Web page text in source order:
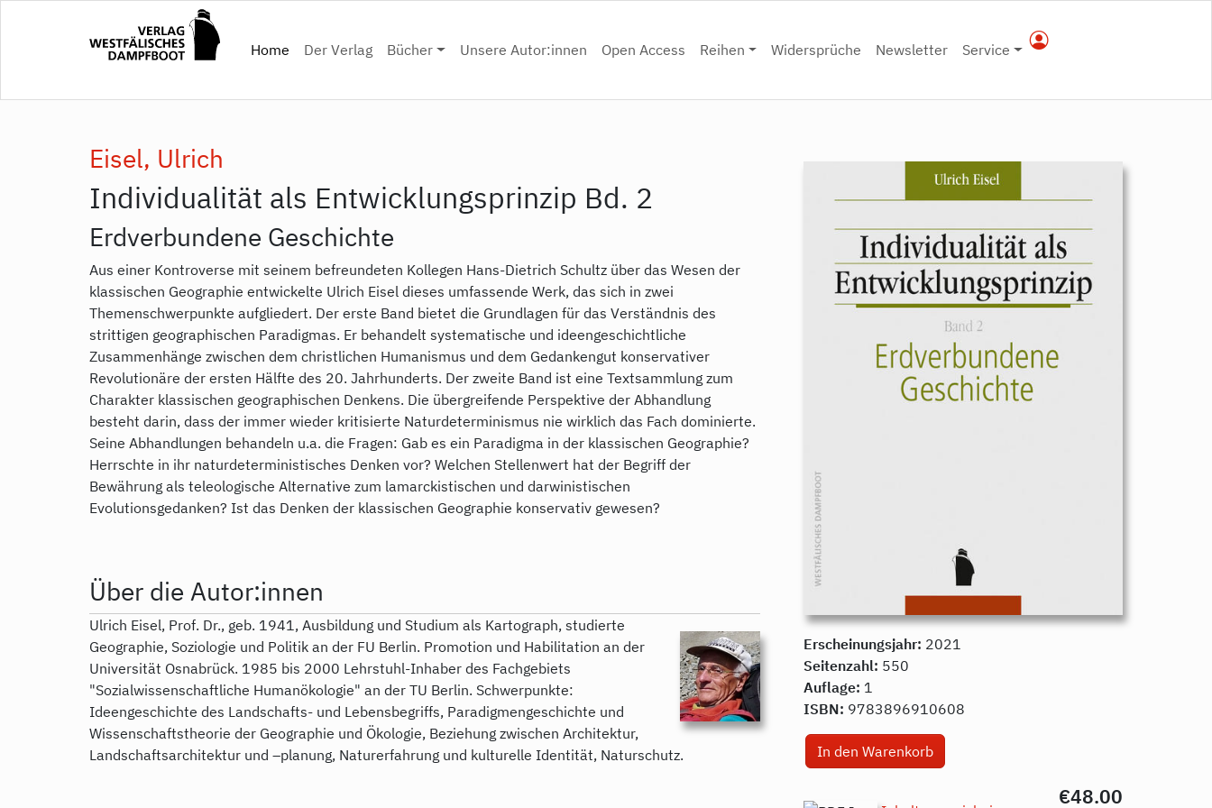
Home(current)
Der Verlag Bücher Unsere Autor:innen Open Access Reihen Widersprüche Newsletter Service
Eisel, Ulrich
Individualität als Entwicklungsprinzip Bd. 2
Erdverbundene Geschichte
Aus einer Kontroverse mit seinem befreundeten Kollegen Hans-Dietrich Schultz über das Wesen der
klassischen Geographie entwickelte Ulrich Eisel dieses umfassende Werk, das sich in zwei
Themenschwerpunkte aufgliedert. Der erste Band bietet die Grundlagen für das Verständnis des
strittigen geographischen Paradigmas. Er behandelt systematische und ideengeschichtliche
Zusammenhänge zwischen dem christlichen Humanismus und dem Gedankengut konservativer
Revolutionäre der ersten Hälfte des 20. Jahrhunderts. Der zweite Band ist eine Textsammlung zum
Charakter klassischen geographischen Denkens. Die übergreifende Perspektive der Abhandlung
besteht darin, dass der immer wieder kritisierte Naturdeterminismus nie wirklich das Fach dominierte.
Seine Abhandlungen behandeln u.a. die Fragen: Gab es ein Paradigma in der klassischen Geographie?
Herrschte in ihr naturdeterministisches Denken vor? Welchen Stellenwert hat der Begriff der
Bewährung als teleologische Alternative zum lamarckistischen und darwinistischen
Evolutionsgedanken? Ist das Denken der klassischen Geographie konservativ gewesen?
Über die Autor:innen
Ulrich Eisel, Prof. Dr., geb. 1941, Ausbildung und Studium als Kartograph, studierte
Geographie, Soziologie und Politik an der FU Berlin. Promotion und Habilitation an der
Universität Osnabrück. 1985 bis 2000 Lehrstuhl-Inhaber des Fachgebiets
"Sozialwissenschaftliche Humanökologie" an der TU Berlin. Schwerpunkte:
Ideengeschichte des Landschafts- und Lebensbegriffs, Paradigmengeschichte und
Wissenschaftstheorie der Geographie und Ökologie, Beziehung zwischen Architektur,
Landschaftsarchitektur und –planung, Naturerfahrung und kulturelle Identität, Naturschutz.
9783896910608.jpeg
Erscheinungsjahr: 2021
Seitenzahl: 550
Auflage: 1
ISBN: 9783896910608
€48.00